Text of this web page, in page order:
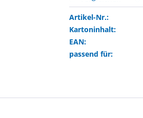
Artikel-Nr.:
Kartoninhalt:
EAN:
passend für: